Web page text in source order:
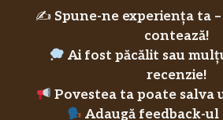
✍️ Spune-ne experiența ta
contează!
Ai fost păcălit sau
recenzie!
Povestea ta poate salva
Adaugă feedback-ul